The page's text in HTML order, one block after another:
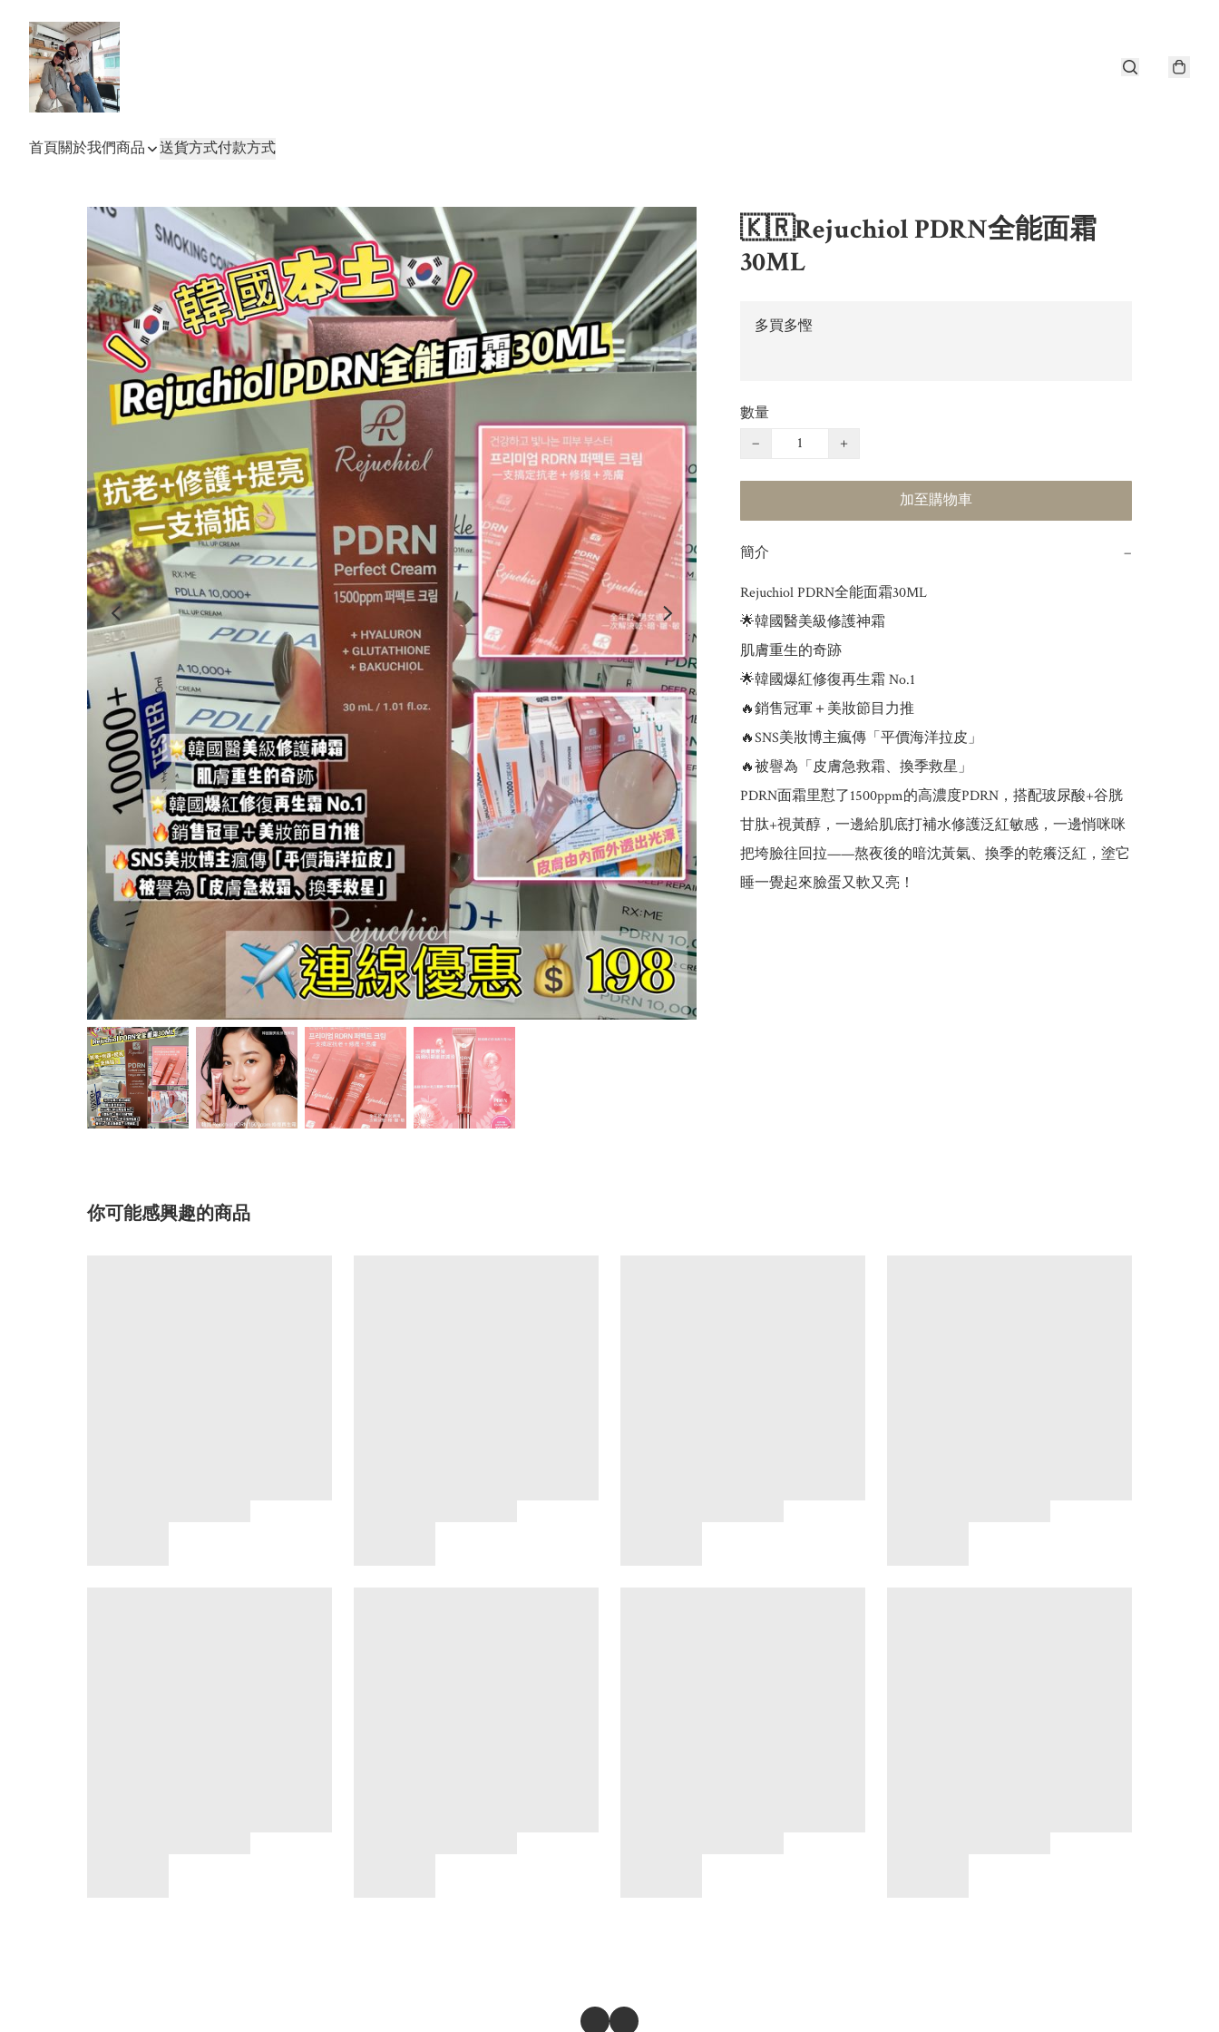
首頁關於我們商品 送貨方式付款方式
🇰🇷Rejuchiol PDRN全能面霜
30ML
多買多慳
數量
−
+
加至購物車
簡介 −
Rejuchiol PDRN全能面霜30ML
🌟韓國醫美級修護神霜
肌膚重生的奇跡
🌟韓國爆紅修復再生霜 No.1
🔥銷售冠軍＋美妝節目力推
🔥SNS美妝博主瘋傳「平價海洋拉皮」
🔥被譽為「皮膚急救霜、換季救星」
PDRN面霜里懟了1500ppm的高濃度PDRN，搭配玻尿酸+谷胱
甘肽+視黃醇，一邊給肌底打補水修護泛紅敏感，一邊悄咪咪
把垮臉往回拉——熬夜後的暗沈黃氣、換季的乾癢泛紅，塗它
睡一覺起來臉蛋又軟又亮！
你可能感興趣的商品